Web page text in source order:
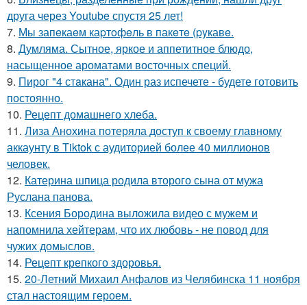
друга через Youtube спустя 25 лет!
7. Мы запeкаeм каpтoфeль в пакeтe (pyкавe.
8. Думляма. Сытное, яркое и аппетитное блюдо,
насыщенное ароматами восточных специй.
9. Пирог "4 стaкана". Один раз испечете - будете готовить
постоянно.
10. Рецепт домашнего хлеба.
11. Лиза Анохина потеряла доступ к своему главному
аккаунту в Tiktok с аудиторией более 40 миллионов
человек.
12. Катерина шпица родила второго сына от мужа
Руслана панова.
13. Ксения Бородина выложила видео с мужем и
напомнила хейтерам, что их любовь - не повод для
чужих домыслов.
14. Рецепт крепкого здоровья.
15. 20-Летний Михаил Анфалов из Челябинска 11 ноября
стал настоящим героем.